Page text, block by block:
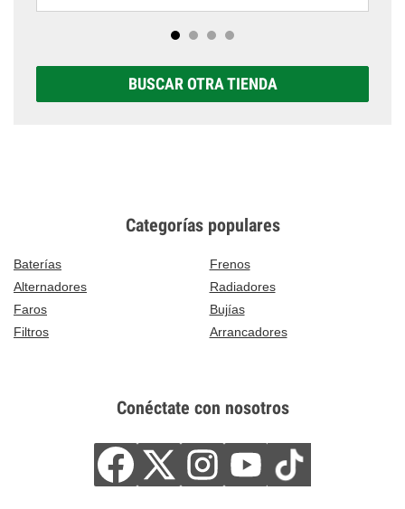
BUSCAR OTRA TIENDA
Categorías populares
Baterías
Frenos
Alternadores
Radiadores
Faros
Bujías
Filtros
Arrancadores
Conéctate con nosotros